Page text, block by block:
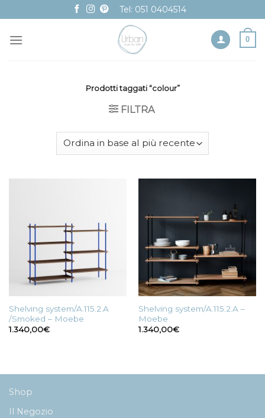
to
content
Tel: 051 0404514
0
Prodotti taggati “colour”
FILTRA
Shelving system/A.115.2.A
/Smoked – Moebe
1.340,00€
Shelving system/A.115.2.A –
Moebe
1.340,00€
Shop
Il Negozio